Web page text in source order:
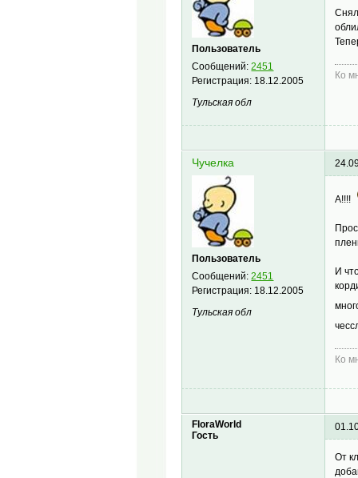
Пользователь
Сообщений:2451
Регистрация: 18.12.2005
Тульская обл
Ко
Чучелка
Пользователь
Сообщений:2451
Регистрация: 18.12.2005
Тульская обл
А!!!!
И
Ко
FloraWorld
Гость
От